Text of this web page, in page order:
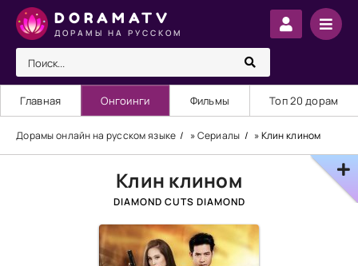
DORAMATV
ДОРАМЫ НА РУССКОМ
Главная Онгоинги Фильмы Топ 20 дорам
Дорамы онлайн на русском языке »Сериалы » Клин клином
Клин клином
DIAMOND CUTS DIAMOND